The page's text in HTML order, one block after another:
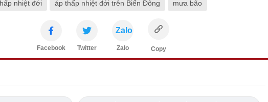
Facebook Twitter Zalo Copy